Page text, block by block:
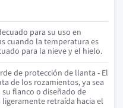
para su uso en
cuando la temperatura es
para la nieve y el hielo.
de protección de llanta - El
de los rozamientos, ya sea
flanco o diseñado de
retraída hacia el